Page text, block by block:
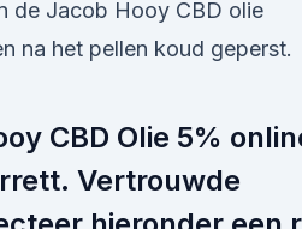
de Jacob Hooy CBD olie
na het pellen koud geperst.
CBD Olie 5%
Vertrouwde